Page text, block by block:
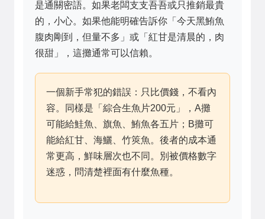
是通關密語。如果老闆支支吾吾或只推銷最貴
的，小心。如果他能明確告訴你「今天黑鮪魚
腹肉剛到，但量不多」或「紅甘是清晨的，肉
很甜」，這攤通常可以信賴。
一個新手常犯的錯誤：只比價錢，不看內
容。同樣是「綜合生魚片200元」，A攤
可能給鮭魚、旗魚、鮪魚各五片；B攤可
能給紅甘、海鱺、竹筴魚。後者的成本通
常更高，鮮味層次也不同。別被價格數字
迷惑，問清楚裡面有什麼魚種。